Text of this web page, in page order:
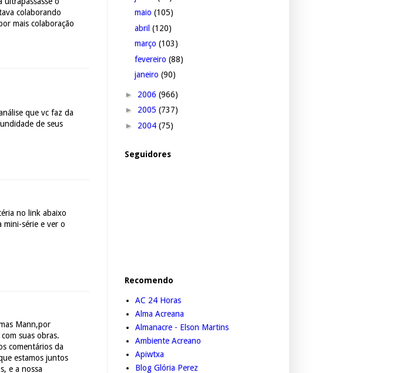
colaborando
mais colaboração
que vc faz da
de seus
no link abaixo
mini-série e ver o
Mann,por
suas obras.
comentários da
estamos juntos
e a nossa
maio (105)
abril (120)
março (103)
fevereiro (88)
janeiro (90)
► 2006 (966)
► 2005 (737)
► 2004 (75)
Seguidores
Recomendo
AC 24 Horas
Alma Acreana
Almanacre - Elson Martins
Ambiente Acreano
Apiwtxa
Blog Glória Perez